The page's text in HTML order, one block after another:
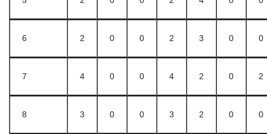
6 2 0 0 2 3 0 0
7 4 0 0 4 2 0 2
8 3 0 0 3 2 0 0